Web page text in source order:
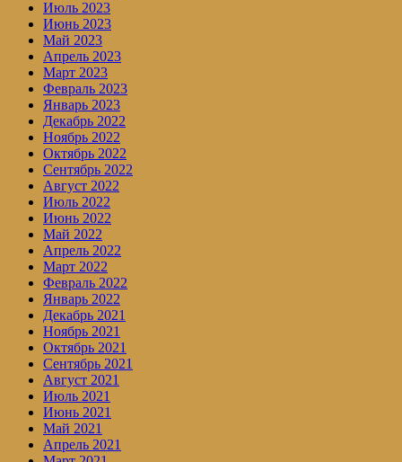
Июль 2023
Июнь 2023
Май 2023
Апрель 2023
Март 2023
Февраль 2023
Январь 2023
Декабрь 2022
Ноябрь 2022
Октябрь 2022
Сентябрь 2022
Август 2022
Июль 2022
Июнь 2022
Май 2022
Апрель 2022
Март 2022
Февраль 2022
Январь 2022
Декабрь 2021
Ноябрь 2021
Октябрь 2021
Сентябрь 2021
Август 2021
Июль 2021
Июнь 2021
Май 2021
Апрель 2021